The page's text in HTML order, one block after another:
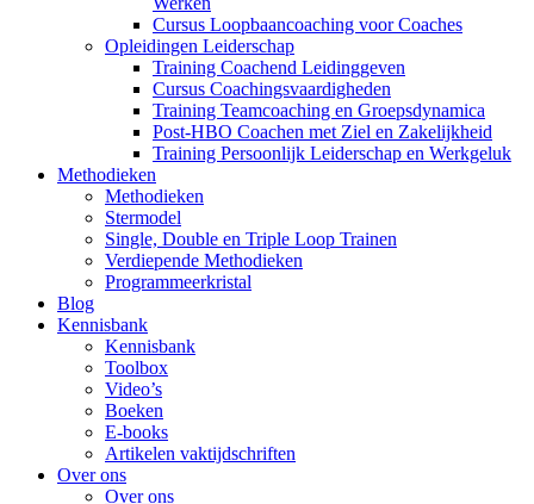
Cursus Loopbaancoaching voor Coaches
Opleidingen Leiderschap
Training Coachend Leidinggeven
Cursus Coachingsvaardigheden
Training Teamcoaching en Groepsdynamica
Post-HBO Coachen met Ziel en Zakelijkheid
Training Persoonlijk Leiderschap en Werkgeluk
Methodieken
Methodieken
Stermodel
Single, Double en Triple Loop Trainen
Verdiepende Methodieken
Programmeerkristal
Blog
Kennisbank
Kennisbank
Toolbox
Video’s
Boeken
E-books
Artikelen vaktijdschriften
Over ons
Over ons